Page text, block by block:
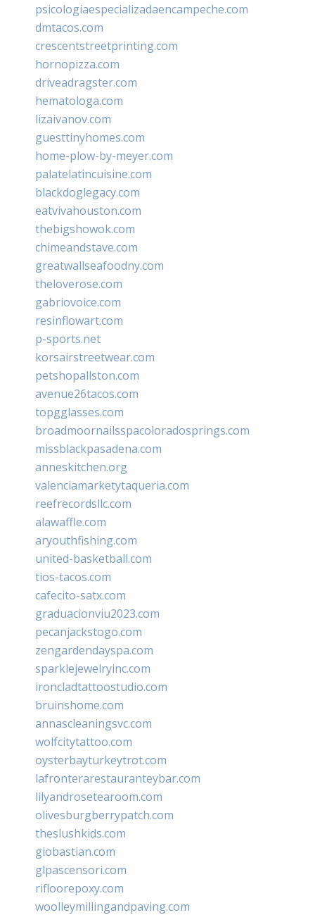
psicologiaespecializadaencampeche.com
dmtacos.com
crescentstreetprinting.com
hornopizza.com
driveadragster.com
hematologa.com
lizaivanov.com
guesttinyhomes.com
home-plow-by-meyer.com
palatelatincuisine.com
blackdoglegacy.com
eatvivahouston.com
thebigshowok.com
chimeandstave.com
greatwallseafoodny.com
theloverose.com
gabriovoice.com
resinflowart.com
p-sports.net
korsairstreetwear.com
petshopallston.com
avenue26tacos.com
topgglasses.com
broadmoornailsspacoloradosprings.com
missblackpasadena.com
anneskitchen.org
valenciamarketytaqueria.com
reefrecordsllc.com
alawaffle.com
aryouthfishing.com
united-basketball.com
tios-tacos.com
cafecito-satx.com
graduacionviu2023.com
pecanjackstogo.com
zengardendayspa.com
sparklejewelryinc.com
ironcladtattoostudio.com
bruinshome.com
annascleaningsvc.com
wolfcitytattoo.com
oysterbayturkeytrot.com
lafronterarestauranteybar.com
lilyandrosetearoom.com
olivesburgberrypatch.com
theslushkids.com
giobastian.com
glpascensori.com
rifloorepoxy.com
woolleymillingandpaving.com